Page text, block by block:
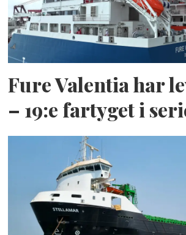
Fure Valentia har
– 19:e fartyget i